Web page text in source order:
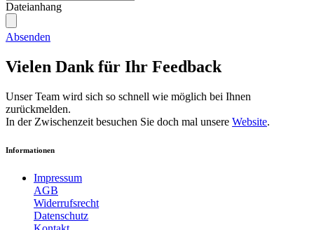
Dateianhang
Absenden
Vielen Dank für Ihr Feedback
Unser Team wird sich so schnell wie möglich bei Ihnen
zurückmelden.
In der Zwischenzeit besuchen Sie doch mal unsere Website.
Informationen
Impressum
AGB
Widerrufsrecht
Datenschutz